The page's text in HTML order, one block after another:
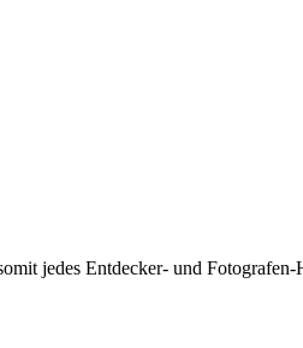
jedes Entdecker- und